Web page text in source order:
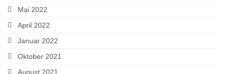
Mai 2022
April 2022
Januar 2022
Oktober 2021
August 2021